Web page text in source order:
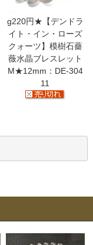
g220円★【デンドラ
イト・イン・ローズ
クォーツ】模樹石薔
薇水晶ブレスレット
M★12mm：DE-304
11